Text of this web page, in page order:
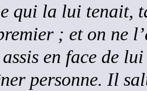
qui la lui tenait,
; et on ne
en face de
personne. Il